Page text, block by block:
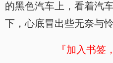
的黑色汽车上，看着汽
下，心底冒出些无奈与
『加入书签